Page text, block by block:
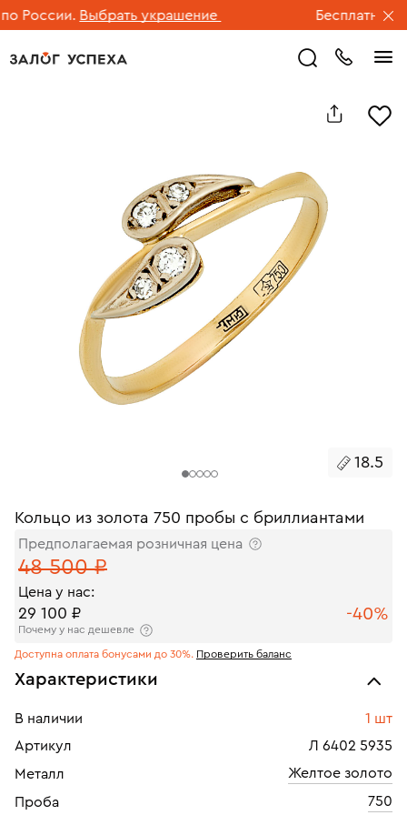
России. Выбрать украшение Бесплатная
18.5
Кольцо из золота 750 пробы с бриллиантами
Предполагаемая розничная цена
48 500 ₽
Цена у нас:
29 100 ₽ -40%
Почему у нас дешевле
Доступна оплата бонусами до 30%. Проверить баланс
Характеристики
В наличии
1 шт
Артикул
Л 6402 5935
Металл
Желтое золото
Проба
750